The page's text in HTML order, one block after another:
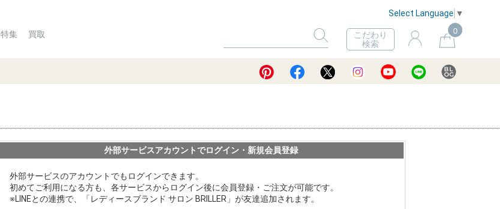
Select Language ▼
特集 買取
こだわり
検索
0
外部サービスアカウントでログイン・新規会員登録
外部サービスのアカウントでもログインできます。
初めてご利用になる方も、各サービスからログイン後に会員登録・ご注文が可能です。
※LINEとの連携で、「レディースブランド サロン BRILLER」が友達追加されます。